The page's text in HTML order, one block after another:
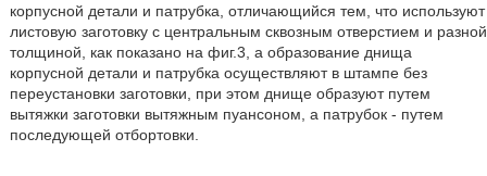
корпусной детали и патрубка, отличающийся тем, что используют
листовую заготовку с центральным сквозным отверстием и разной
толщиной, как показано на фиг.3, а образование днища
корпусной детали и патрубка осуществляют в штампе без
переустановки заготовки, при этом днище образуют путем
вытяжки заготовки вытяжным пуансоном, а патрубок - путем
последующей отбортовки.